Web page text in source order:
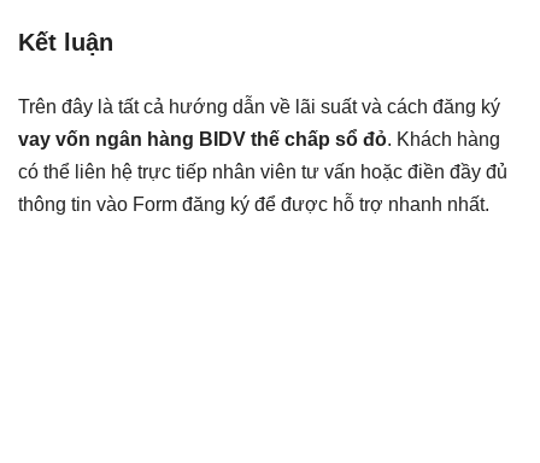
Kết luận
Trên đây là tất cả hướng dẫn về lãi suất và cách đăng ký
vay vốn ngân hàng BIDV thế chấp sổ đỏ. Khách hàng
có thể liên hệ trực tiếp nhân viên tư vấn hoặc điền đầy đủ
thông tin vào Form đăng ký để được hỗ trợ nhanh nhất.